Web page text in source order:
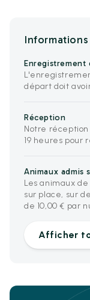
Enregistrement
départ doit
Réception
Notre
19 heures pour
Animaux admis
Les animaux
sur place, sur
de 10,00 € par
Afficher